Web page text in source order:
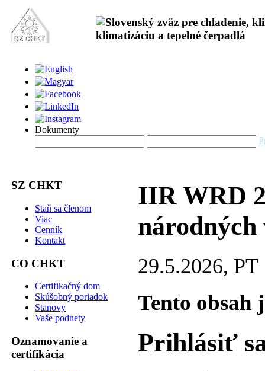
Dokumenty
SZ CHKT
Staň sa členom
Viac
Cenník
Kontakt
CO CHKT
Certifikačný dom
Skúšobný poriadok
Stanovy
Vaše podnety
Oznamovanie a
certifikácia
IIR WRD
národných
29.5.2026, PT
Tento obsah
Prihlásiť